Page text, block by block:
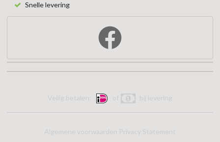
Snelle levering
Veilig betalen: of bij levering
Algemene voorwaarden Privacy Statement